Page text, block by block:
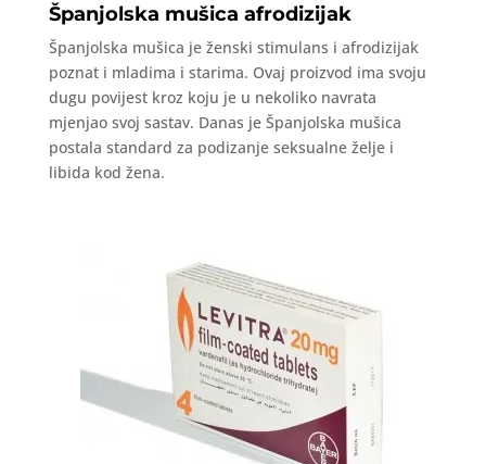
Španjolska mušica afrodizijak
Španjolska mušica je ženski stimulans i afrodizijak
poznat i mladima i starima. Ovaj proizvod ima svoju
dugu povijest kroz koju je u nekoliko navrata
mjenjao svoj sastav. Danas je Španjolska mušica
postala standard za podizanje seksualne želje i
libida kod žena.